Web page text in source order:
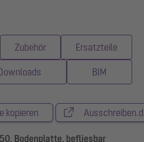
Zubehör Ersatzteile
BIM
kopieren
Bodenplatte, befliesbar